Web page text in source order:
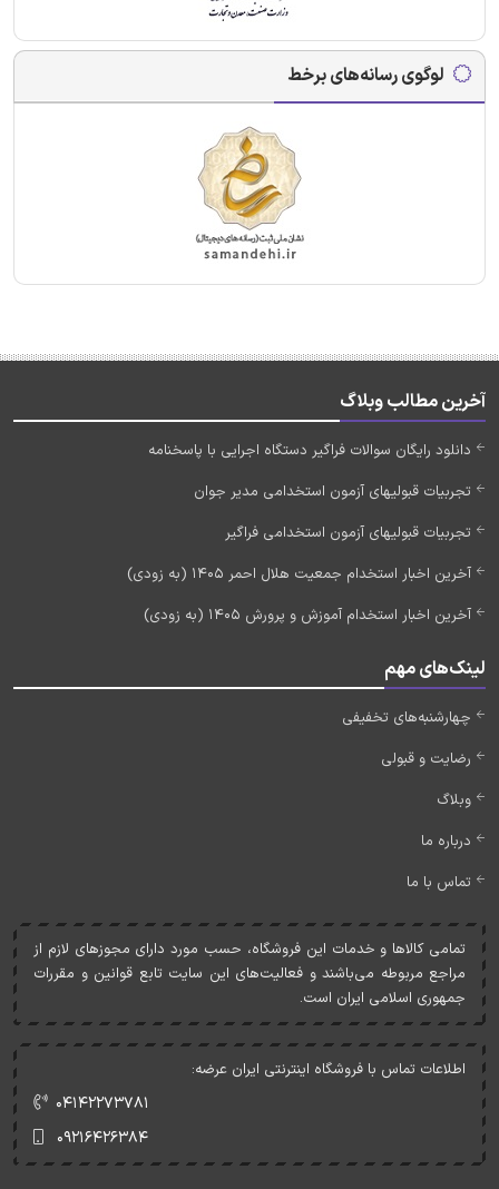
لوگوی رسانه‌های برخط
آخرین مطالب وبلاگ
دانلود رایگان سوالات فراگیر دستگاه اجرایی با پاسخنامه
تجربیات قبولیهای آزمون استخدامی مدیر جوان
تجربیات قبولیهای آزمون استخدامی فراگیر
آخرین اخبار استخدام جمعیت هلال احمر 1405 (به زودی)
آخرین اخبار استخدام آموزش و پرورش 1405 (به زودی)
لینک‌های مهم
چهارشنبه‌های تخفیفی
رضایت و قبولی
وبلاگ
درباره ما
تماس با ما
تمامی کالاها و خدمات اين فروشگاه، حسب مورد دارای مجوزهای لازم از
مراجع مربوطه می‌باشند و فعاليت‌های اين سايت تابع قوانين و مقررات
جمهوری اسلامی ايران است.
اطلاعات تماس با فروشگاه اینترنتی ایران عرضه:
۰۴۱۴۲۲۷۳۷۸۱
۰۹۲۱۶۴۲۶۳۸۴